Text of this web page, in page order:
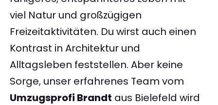
viel Natur und großzügigen
Freizeitaktivitäten. Du wirst auch einen
Kontrast in Architektur und
Alltagsleben feststellen. Aber keine
Sorge, unser erfahrenes Team vom
Umzugsprofi Brandt aus Bielefeld wird